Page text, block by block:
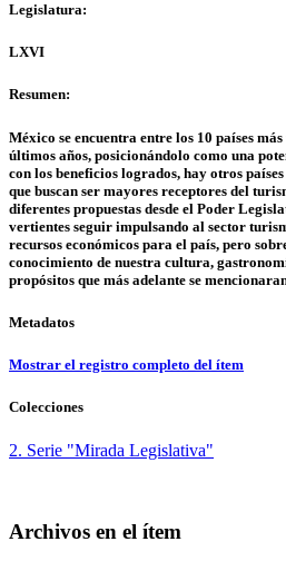
Legislatura:
LXVI
Resumen:
México se encuentra entre los 10 países
últimos años, posicionándolo como una
con los beneficios logrados, hay otros
que buscan ser mayores receptores del
diferentes propuestas desde el Poder
vertientes seguir impulsando al sector
recursos económicos para el país, pero
conocimiento de nuestra cultura,
propósitos que más adelante se
Metadatos
Mostrar el registro completo del ítem
Colecciones
2. Serie "Mirada Legislativa"
Archivos en el ítem